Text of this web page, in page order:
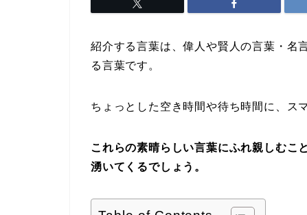
紹介する言葉は、偉人や賢人の言葉・名
る言葉です。
ちょっとした空き時間や待ち時間に、ス
これらの素晴らしい言葉にふれ親しむこ
湧いてくるでしょう。